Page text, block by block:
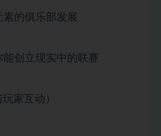
的俱乐部发展
创立现实中的联赛
家互动）